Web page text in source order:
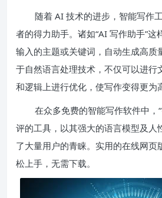
随着 AI 技术的进步，智能写作
者的得力助手。诸如“AI 写作助手”这
输入的主题或关键词，自动生成高质
于自然语言处理技术，不仅可以进行
和逻辑上进行优化，使写作变得更为
在众多免费的智能写作软件中，
评的工具，以其强大的语言模型及人
了大量用户的青睐。实用的在线网页
松上手，无需下载。